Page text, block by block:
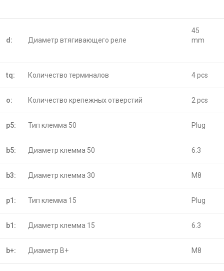
d: Диаметр втягивающего реле
45
mm
tq: Количество терминалов 4 pcs
o: Количество крепежных отверстий 2 pcs
p5: Тип клемма 50 Plug
b5: Диаметр клемма 50 6.3
b3: Диаметр клемма 30 M8
p1: Тип клемма 15 Plug
b1: Диаметр клемма 15 6.3
b+: Диаметр B+ M8